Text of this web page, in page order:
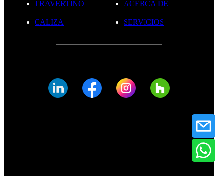
TRAVERTINO
CALIZA
ACERCA DE
SERVICIOS